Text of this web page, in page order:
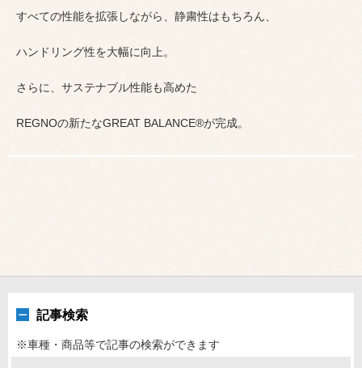
すべての性能を拡張しながら、静粛性はもちろん、
ハンドリング性を大幅に向上。
さらに、サステナブル性能も高めた
REGNOの新たなGREAT BALANCE®が完成。
記事検索
※車種・商品等で記事の検索ができます